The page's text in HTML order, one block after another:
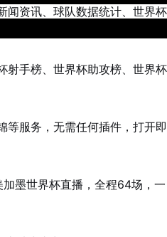
闻资讯、球队数据统计、世界杯
射手榜、世界杯助攻榜、世界杯
等服务，无需任何插件，打开即
墨世界杯直播，全程64场，一